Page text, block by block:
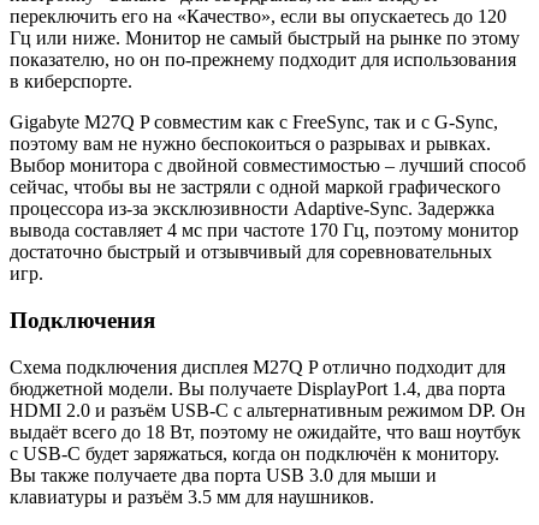
переключить его на «Качество», если вы опускаетесь до 120
Гц или ниже. Монитор не самый быстрый на рынке по этому
показателю, но он по-прежнему подходит для использования
в киберспорте.
Gigabyte M27Q P совместим как с FreeSync, так и с G-Sync,
поэтому вам не нужно беспокоиться о разрывах и рывках.
Выбор монитора с двойной совместимостью – лучший способ
сейчас, чтобы вы не застряли с одной маркой графического
процессора из-за эксклюзивности Adaptive-Sync. Задержка
вывода составляет 4 мс при частоте 170 Гц, поэтому монитор
достаточно быстрый и отзывчивый для соревновательных
игр.
Подключения
Схема подключения дисплея M27Q P отлично подходит для
бюджетной модели. Вы получаете DisplayPort 1.4, два порта
HDMI 2.0 и разъём USB-C с альтернативным режимом DP. Он
выдаёт всего до 18 Вт, поэтому не ожидайте, что ваш ноутбук
с USB-C будет заряжаться, когда он подключён к монитору.
Вы также получаете два порта USB 3.0 для мыши и
клавиатуры и разъём 3.5 мм для наушников.